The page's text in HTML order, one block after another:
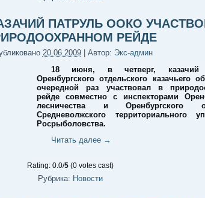
ПАТРУЛЬ ООКО
РЕЙДЕ
20.06.2009| Автор: Экс-админ
18 июня, в четверг, казачий
Оренбургского отдельского казачьего
очередной раз участвовал в
рейде совместно с инспекторами
лесничества и Оренбургского
Средневолжского территориального
Росрыболовства.
Читать далее →
Rating: 0.0/5 (0 votes cast)
Рубрика: Новости